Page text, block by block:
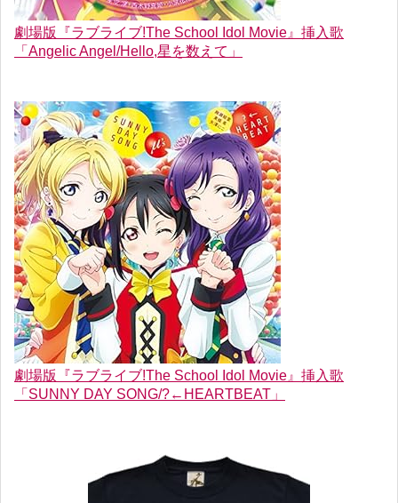
劇場版『ラブライブ!The School Idol Movie』挿入歌
「Angelic Angel/Hello,星を数えて」
劇場版『ラブライブ!The School Idol Movie』挿入歌
「SUNNY DAY SONG/?←HEARTBEAT」